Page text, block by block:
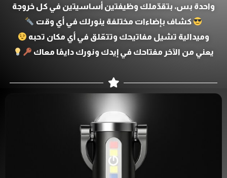
واحدة بس، بتقدّملك وظيفتين أساسيتين في كل خروجة
كشاف بإضاءات مختلفة ينورلك في أي وقت
وميدالية تشيل مفاتيحك وتتعّلق في أي مكان تحبه
يعني من الآخر مفتاحك في إيدك ونورك دايمًا معاك